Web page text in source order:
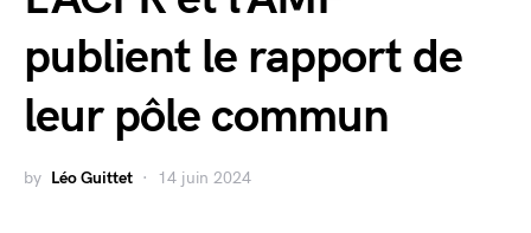
publient le rapport de
leur pôle commun
by Léo Guittet 14 juin 2024